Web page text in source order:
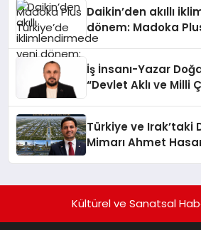
Daikin’den akıllı
dönem: Madoka
İş İnsanı-Yazar
“Devlet Aklı ve Milli
Türkiye ve Irak’taki
Mimarı Ahmet
Hayata Geçirecek
Kültürel ve Sanatsal